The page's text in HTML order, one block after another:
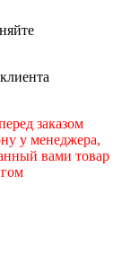
заказом
у менеджера,
вами товар